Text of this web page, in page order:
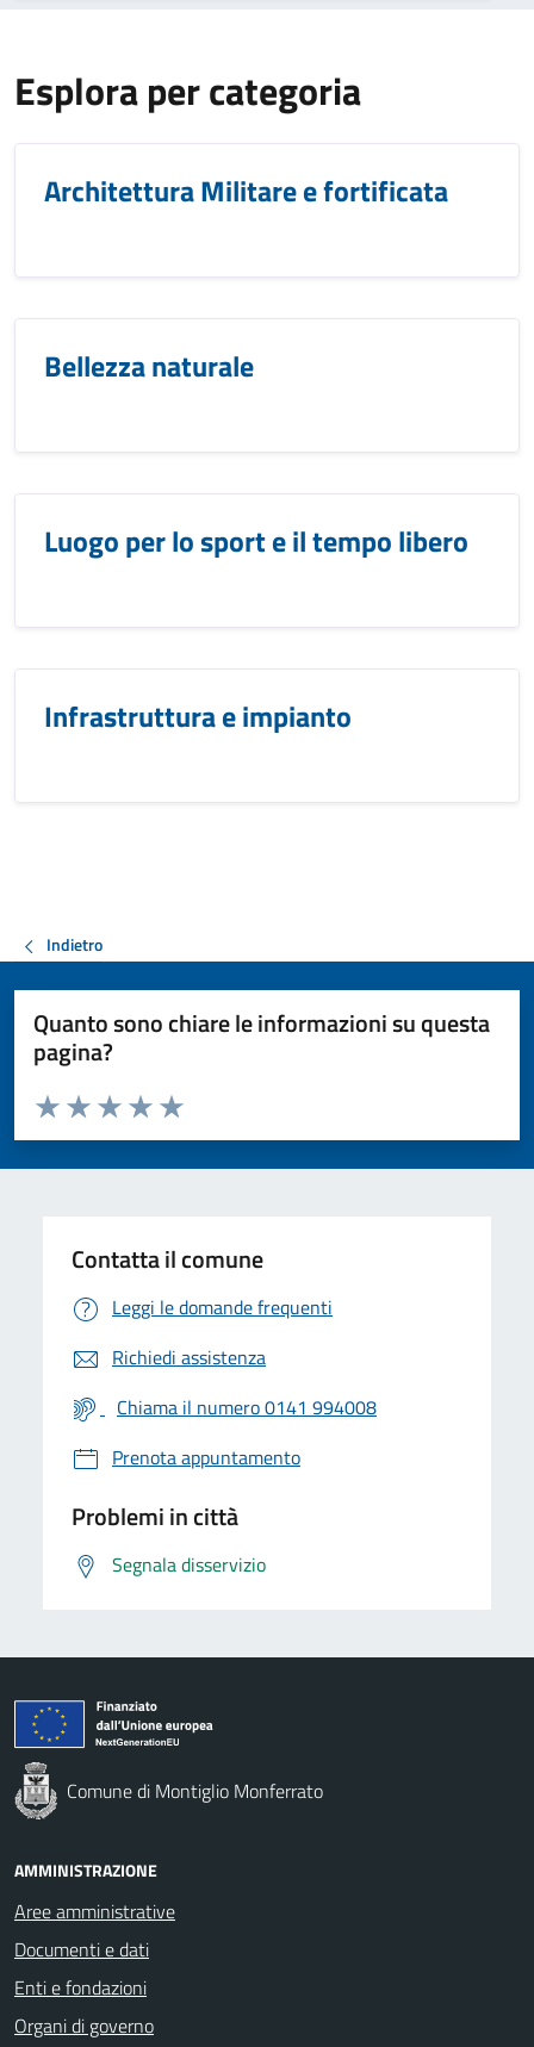
Esplora per categoria
Architettura Militare e fortificata
Bellezza naturale
Luogo per lo sport e il tempo libero
Infrastruttura e impianto
Indietro
Quanto sono chiare le informazioni su questa
pagina?
Valuta da 1 a 5 stelle la pagina
Valuta 5 stelle su 5
Valuta 4 stelle su 5
Valuta 3 stelle su 5
Valuta 2 stelle su 5
Valuta 1 stelle su 5
Contatta il comune
Leggi le domande frequenti
Richiedi assistenza
Chiama il numero 0141 994008
Prenota appuntamento
Problemi in città
Segnala disservizio
Comune di Montiglio Monferrato
AMMINISTRAZIONE
Aree amministrative
Documenti e dati
Enti e fondazioni
Organi di governo